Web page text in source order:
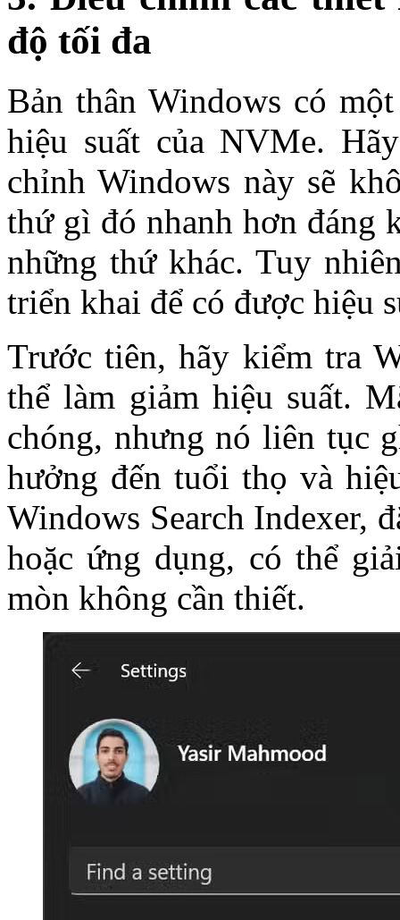
độ tối đa
Bản thân Windows có
hiệu suất của NVMe.
chỉnh Windows này sẽ
thứ gì đó nhanh hơn đáng
những thứ khác. Tuy
triển khai để có được hiệu
Trước tiên, hãy kiểm tra
thể làm giảm hiệu suất.
chóng, nhưng nó liên tục
hưởng đến tuổi thọ và
Windows Search Indexer,
hoặc ứng dụng, có thể
mòn không cần thiết.